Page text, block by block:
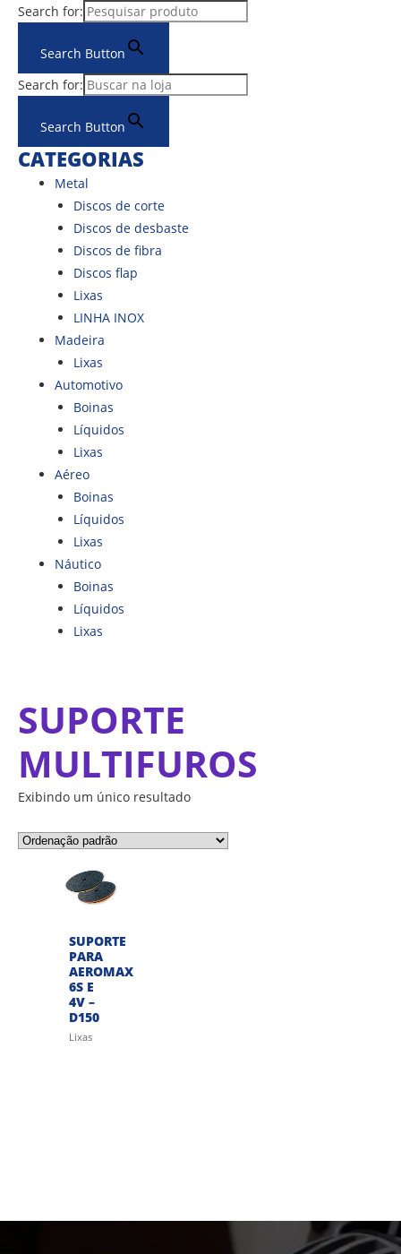
conteúdo
Search for:
Search Button
Search for:
Search Button
CATEGORIAS
Metal
Discos de corte
Discos de desbaste
Discos de fibra
Discos flap
Lixas
LINHA INOX
Madeira
Lixas
Automotivo
Boinas
Líquidos
Lixas
Aéreo
Boinas
Líquidos
Lixas
Náutico
Boinas
Líquidos
Lixas
SUPORTE
MULTIFUROS
Exibindo um único resultado
SUPORTE
PARA
AEROMAX
6S E
4V –
D150
Lixas